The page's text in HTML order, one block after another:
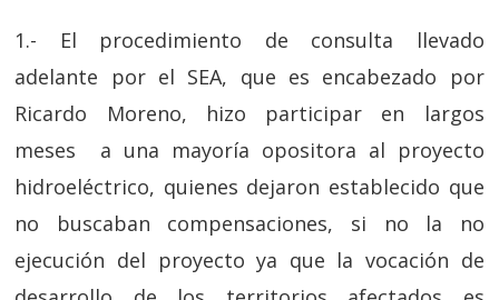
1.- El procedimiento de consulta llevado
adelante por el SEA, que es encabezado por
Ricardo Moreno, hizo participar en largos
meses a una mayoría opositora al proyecto
hidroeléctrico, quienes dejaron establecido que
no buscaban compensaciones, si no la no
ejecución del proyecto ya que la vocación de